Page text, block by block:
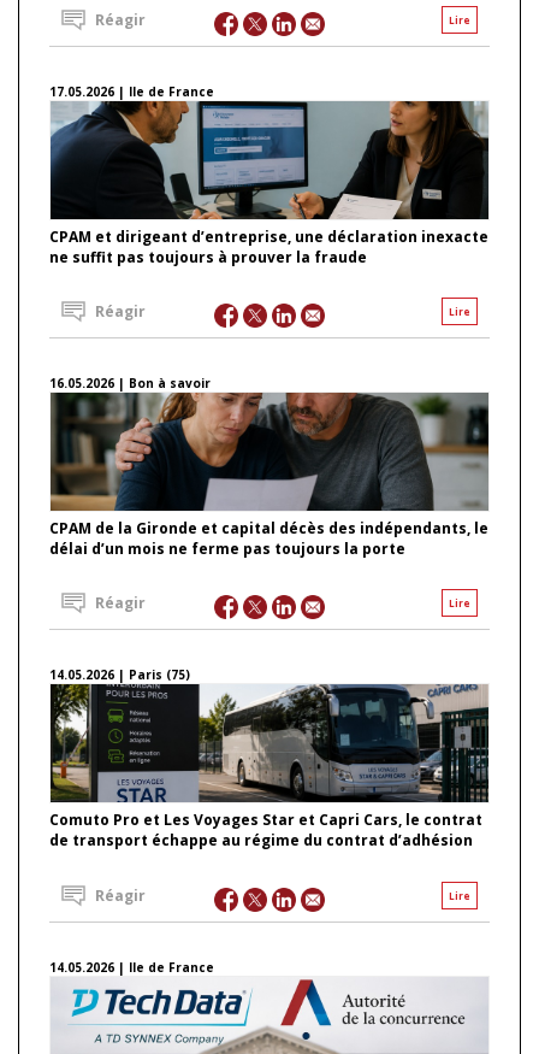
Lire
Réagir
17.05.2026 | Ile de France
CPAM et dirigeant d’entreprise, une déclaration inexacte
ne suffit pas toujours à prouver la fraude
Lire
Réagir
16.05.2026 | Bon à savoir
CPAM de la Gironde et capital décès des indépendants, le
délai d’un mois ne ferme pas toujours la porte
Lire
Réagir
14.05.2026 | Paris (75)
Comuto Pro et Les Voyages Star et Capri Cars, le contrat
de transport échappe au régime du contrat d’adhésion
Lire
Réagir
14.05.2026 | Ile de France